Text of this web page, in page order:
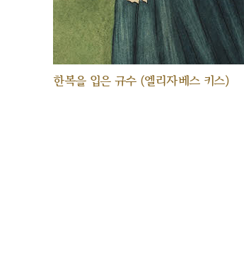
한복을 입은 규수 (엘리자베스 키스)